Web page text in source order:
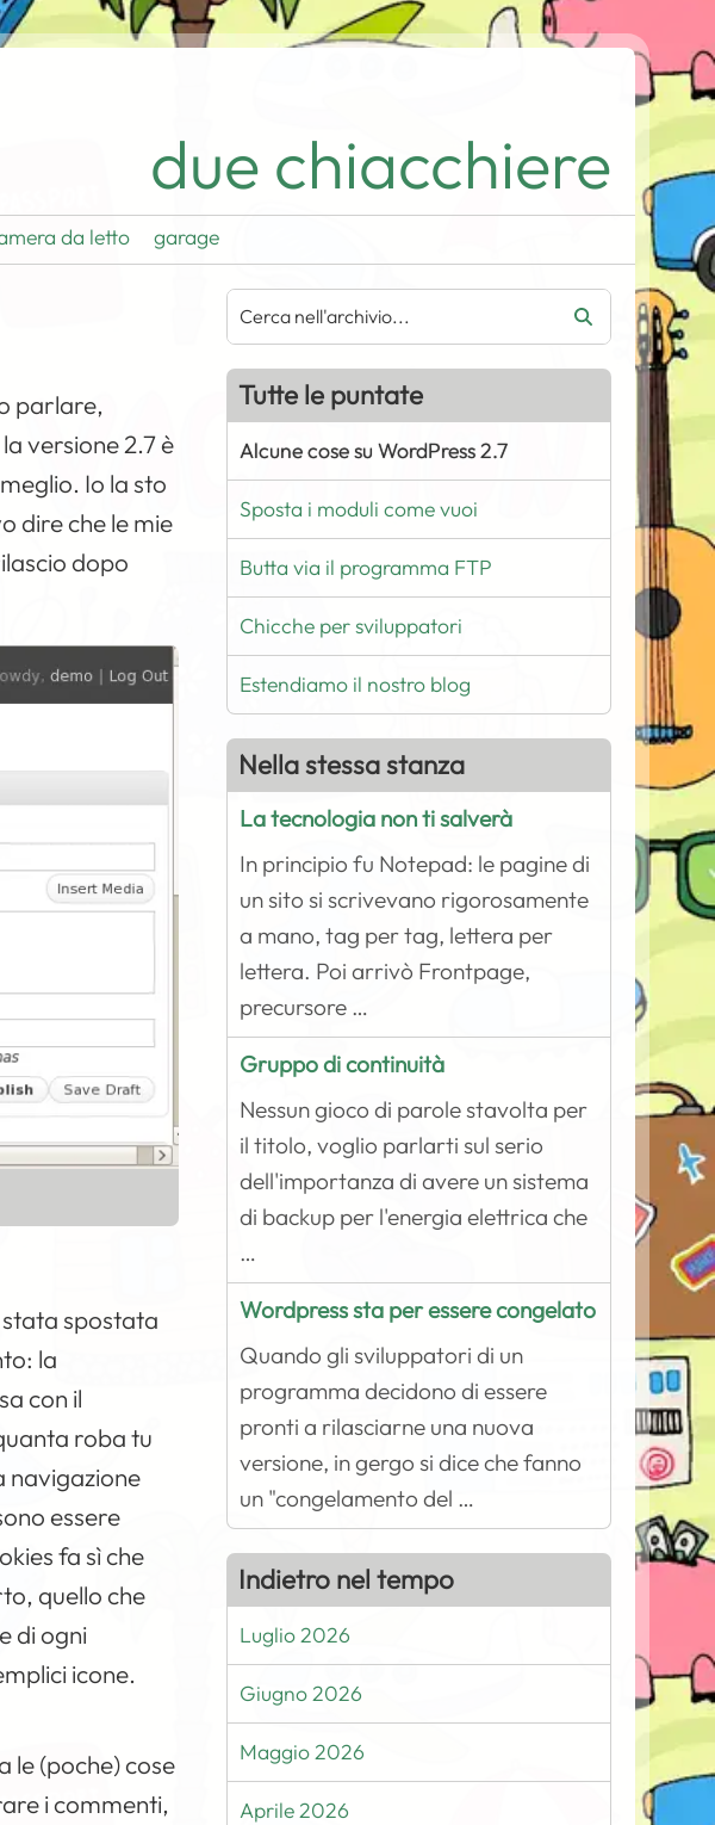
due chiacchiere
da letto garage
parlare,
versione 2.7 è
Io la sto
dire che le mie
dopo
spostata
la
con il
roba tu
navigazione
essere
fa sì che
quello che
di ogni
icone.
le (poche) cose
i commenti,
Tutte le puntate
Alcune cose su WordPress 2.7
Sposta i moduli come vuoi
Butta via il programma FTP
Chicche per sviluppatori
Estendiamo il nostro blog
Nella stessa stanza
La tecnologia non ti salverà
In principio fu Notepad: le pagine di
un sito si scrivevano rigorosamente
a mano, tag per tag, lettera per
lettera. Poi arrivò Frontpage,
precursore …
Gruppo di continuità
Nessun gioco di parole stavolta per
il titolo, voglio parlarti sul serio
dell'importanza di avere un sistema
di backup per l'energia elettrica che
…
Wordpress sta per essere congelato
Quando gli sviluppatori di un
programma decidono di essere
pronti a rilasciarne una nuova
versione, in gergo si dice che fanno
un "congelamento del …
Indietro nel tempo
Luglio 2026
Giugno 2026
Maggio 2026
Aprile 2026